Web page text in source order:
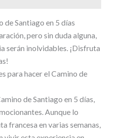
de Santiago en 5 días
pero sin duda alguna,
serán inolvidables. ¡Disfruta
para hacer el Camino de
de Santiago en 5 días,
Aunque lo
francesa en varias semanas,